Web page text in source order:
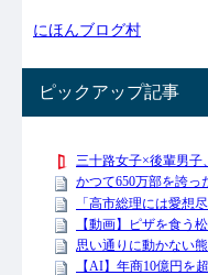
にほんブログ村
ピックアップ記事